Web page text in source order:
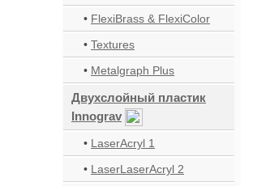
• FlexiBrass & FlexiColor
• Textures
• Metalgraph Plus
Двухслойный пластик
Innograv
• LaserAcryl 1
• LaserLaserAcryl 2